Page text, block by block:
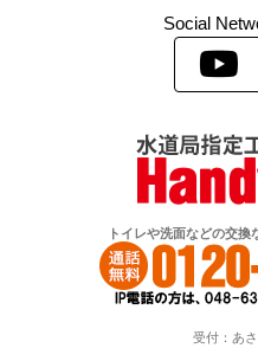
Social
トイレや洗面などの交
受付：あ